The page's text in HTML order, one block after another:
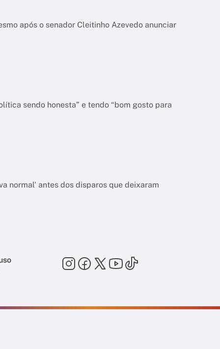
após o senador Cleitinho Azevedo anunciar
sendo honesta” e tendo “bom gosto para
normal' antes dos disparos que deixaram